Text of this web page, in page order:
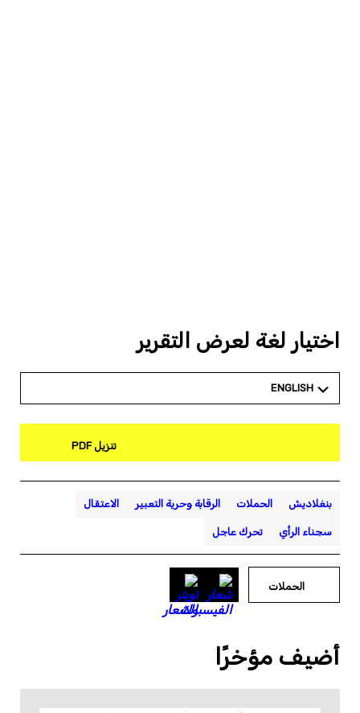
اختيار لغة لعرض التقرير
ENGLISH
تنزيل PDF
بنغلاديش الحملات الرقابة وحرية التعبير الاعتقال
سجناء الرأي تحرك عاجل
الحملات
أضيف مؤخرًا